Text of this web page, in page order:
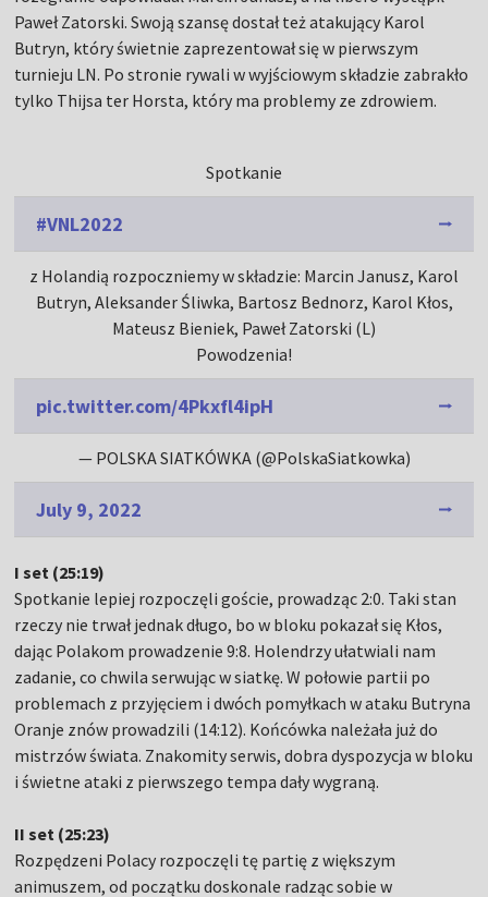
Paweł Zatorski. Swoją szansę dostał też atakujący Karol
Butryn, który świetnie zaprezentował się w pierwszym
turnieju LN. Po stronie rywali w wyjściowym składzie zabrakło
tylko Thijsa ter Horsta, który ma problemy ze zdrowiem.
Spotkanie
#VNL2022
z Holandią rozpoczniemy w składzie: Marcin Janusz, Karol
Butryn, Aleksander Śliwka, Bartosz Bednorz, Karol Kłos,
Mateusz Bieniek, Paweł Zatorski (L)
Powodzenia!
pic.twitter.com/4Pkxfl4ipH
— POLSKA SIATKÓWKA (@PolskaSiatkowka)
July 9, 2022
I set (25:19)
Spotkanie lepiej rozpoczęli goście, prowadząc 2:0. Taki stan
rzeczy nie trwał jednak długo, bo w bloku pokazał się Kłos,
dając Polakom prowadzenie 9:8. Holendrzy ułatwiali nam
zadanie, co chwila serwując w siatkę. W połowie partii po
problemach z przyjęciem i dwóch pomyłkach w ataku Butryna
Oranje znów prowadzili (14:12). Końcówka należała już do
mistrzów świata. Znakomity serwis, dobra dyspozycja w bloku
i świetne ataki z pierwszego tempa dały wygraną.
II set (25:23)
Rozpędzeni Polacy rozpoczęli tę partię z większym
animuszem, od początku doskonale radząc sobie w